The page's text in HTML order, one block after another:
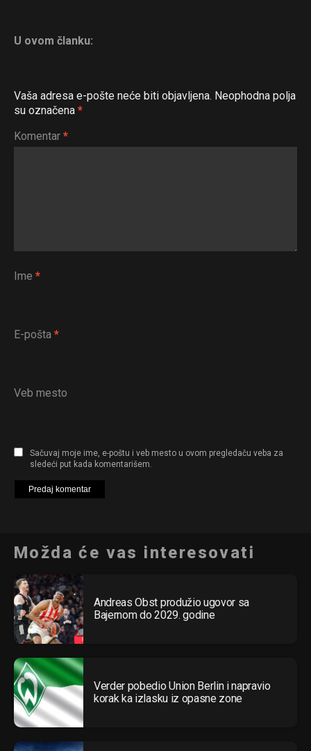
U ovom članku:
Vaša adresa e-pošte neće biti objavljena. Neophodna polja
su označena *
Komentar *
Ime *
E-pošta *
Veb mesto
Sačuvaj moje ime, e-poštu i veb mesto u ovom pregledaču veba za
sledeći put kada komentarišem.
Možda će vas interesovati
Andreas Obst produžio ugovor sa
Bajernom do 2029. godine
Verder pobedio Union Berlin i napravio
korak ka izlasku iz opasne zone